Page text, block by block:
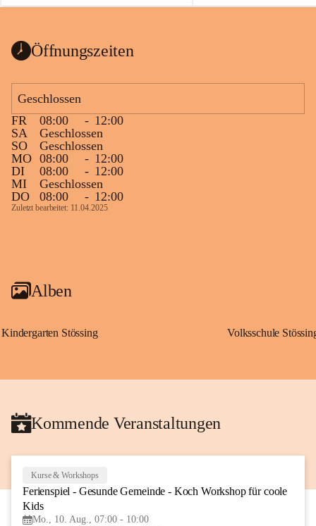
Öffnungszeiten
Geschlossen
FR
08:00 - 12:00
SA
Geschlossen
SO
Geschlossen
MO 08:00 - 12:00
DI
08:00 - 12:00
MI
Geschlossen
DO
08:00 - 12:00
Zuletzt bearbeitet: 11.04.2025
Alben
Kindergarten Stössing Volksschule
Kommende Veranstaltungen
AUG
Kurse & Workshops
Ferienspiel - Gesunde Gemeinde - Koch Workshop für coole
Kids
Mo., 10. Aug., 07:00 - 10:00